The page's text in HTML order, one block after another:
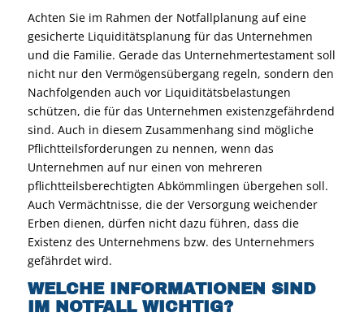
Achten Sie im Rahmen der Notfallplanung auf eine
gesicherte Liquiditätsplanung für das Unternehmen
und die Familie. Gerade das Unternehmertestament soll
nicht nur den Vermögensübergang regeln, sondern den
Nachfolgenden auch vor Liquiditätsbelastungen
schützen, die für das Unternehmen existenzgefährdend
sind. Auch in diesem Zusammenhang sind mögliche
Pflichtteilsforderungen zu nennen, wenn das
Unternehmen auf nur einen von mehreren
pflichtteilsberechtigten Abkömmlingen übergehen soll.
Auch Vermächtnisse, die der Versorgung weichender
Erben dienen, dürfen nicht dazu führen, dass die
Existenz des Unternehmens bzw. des Unternehmers
gefährdet wird.
WELCHE INFORMATIONEN SIND
IM NOTFALL WICHTIG?